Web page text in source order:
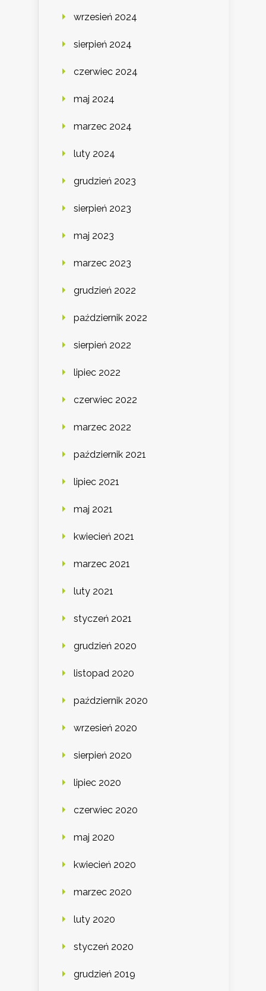
wrzesień 2024
sierpień 2024
czerwiec 2024
maj 2024
marzec 2024
luty 2024
grudzień 2023
sierpień 2023
maj 2023
marzec 2023
grudzień 2022
październik 2022
sierpień 2022
lipiec 2022
czerwiec 2022
marzec 2022
październik 2021
lipiec 2021
maj 2021
kwiecień 2021
marzec 2021
luty 2021
styczeń 2021
grudzień 2020
listopad 2020
październik 2020
wrzesień 2020
sierpień 2020
lipiec 2020
czerwiec 2020
maj 2020
kwiecień 2020
marzec 2020
luty 2020
styczeń 2020
grudzień 2019